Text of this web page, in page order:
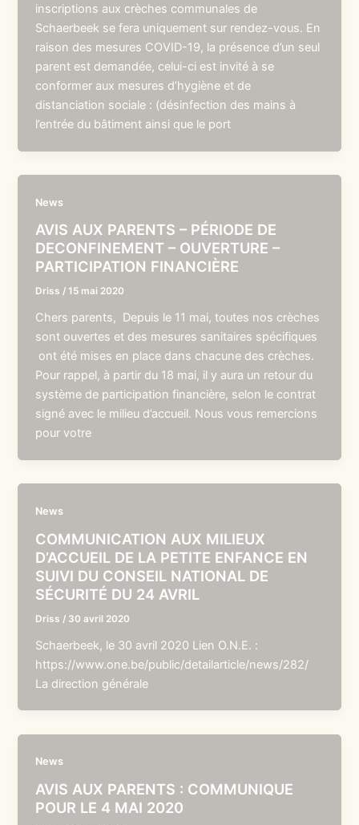
inscriptions aux crèches communales de
Schaerbeek se fera uniquement sur rendez-vous. En
raison des mesures COVID-19, la présence d’un seul
parent est demandée, celui-ci est invité à se
conformer aux mesures d’hygiène et de
distanciation sociale : (désinfection des mains à
l’entrée du bâtiment ainsi que le port
News
AVIS AUX PARENTS – PÉRIODE DE
DECONFINEMENT – OUVERTURE –
PARTICIPATION FINANCIÈRE
Driss /15 mai 2020
Chers parents, Depuis le 11 mai, toutes nos crèches
sont ouvertes et des mesures sanitaires spécifiques
ont été mises en place dans chacune des crèches.
Pour rappel, à partir du 18 mai, il y aura un retour du
système de participation financière, selon le contrat
signé avec le milieu d’accueil. Nous vous remercions
pour votre
News
COMMUNICATION AUX MILIEUX
D’ACCUEIL DE LA PETITE ENFANCE EN
SUIVI DU CONSEIL NATIONAL DE
SÉCURITÉ DU 24 AVRIL
Driss / 30 avril 2020
Schaerbeek, le 30 avril 2020 Lien O.N.E. :
https://www.one.be/public/detailarticle/news/282/
La direction générale
News
AVIS AUX PARENTS : COMMUNIQUE
POUR LE 4 MAI 2020